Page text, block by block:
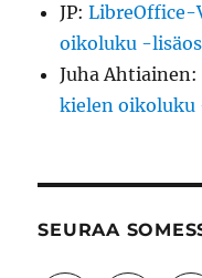
JP:LibreOffice-
oikoluku -
Juha Ahtiainen:
kielen oikoluku
SEURAA